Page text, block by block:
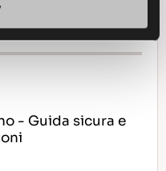
2
- Guida sicura e